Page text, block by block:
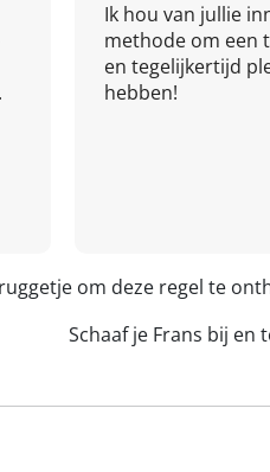
Ik hou van jullie
methode om een
en tegelijkertijd
hebben!
om deze regel te
Schaaf je Frans bij en